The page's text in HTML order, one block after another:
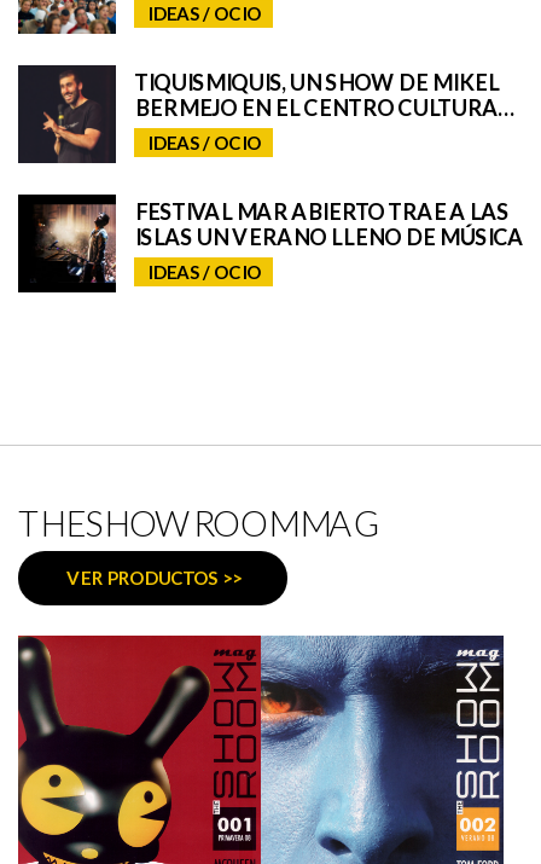
IDEAS / OCIO
TIQUISMIQUIS, UN SHOW DE MIKEL
BERMEJO EN EL CENTRO CULTURAL
CICCA
IDEAS / OCIO
FESTIVAL MAR ABIERTO TRAE A LAS
ISLAS UN VERANO LLENO DE MÚSICA
IDEAS / OCIO
THESHOWROOMMAG
VER PRODUCTOS >>